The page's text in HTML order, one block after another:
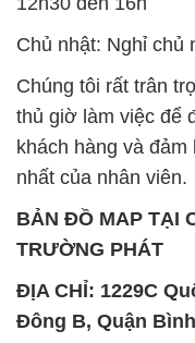
khách hàng và đảm
nhất của nhân viên.
BẢN ĐỒ MAP TẠI
TRƯỜNG PHÁT
ĐỊA CHỈ: 1229C
Đông B, Quận Bình
Minh